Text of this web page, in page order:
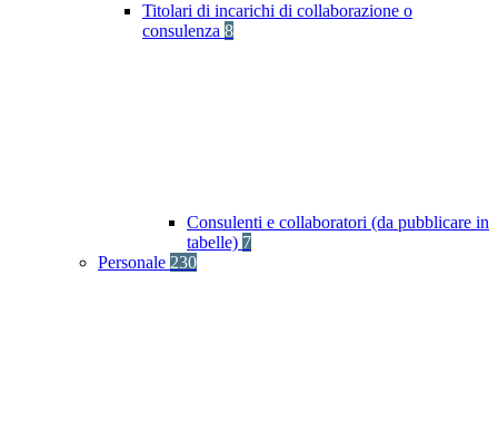
Titolari di incarichi di collaborazione o
consulenza 8
Consulenti e collaboratori (da pubblicare in
tabelle) 7
Personale 230